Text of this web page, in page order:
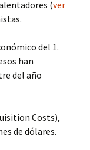
(ver
del 1.
han
del año
Costs),
de dólares.